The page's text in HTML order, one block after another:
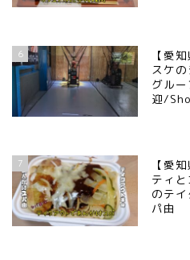
6
【愛
スケ
グル
迎/
7
【愛
ティ
のテ
パ由